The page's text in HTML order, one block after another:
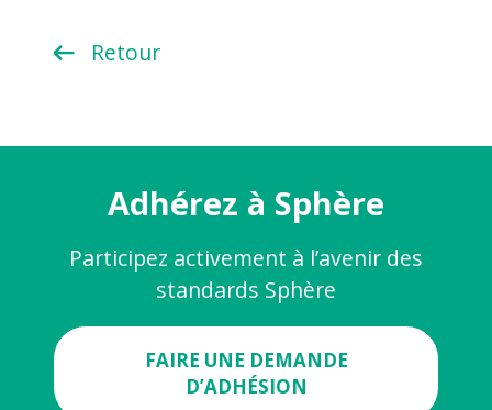
Retour
Adhérez à Sphère
Participez activement à l’avenir des
standards Sphère
FAIRE UNE DEMANDE
D’ADHÉSION